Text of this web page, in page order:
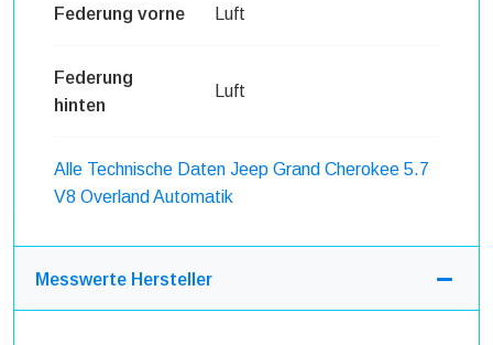
Federung vorne Luft
Federung
hinten
Luft
Alle Technische Daten Jeep Grand Cherokee 5.7
V8 Overland Automatik
Messwerte Hersteller